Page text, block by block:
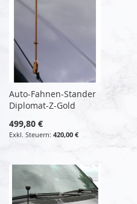
Auto-Fahnen-Stander
Diplomat-Z-Gold
499,80 €
420,00 €